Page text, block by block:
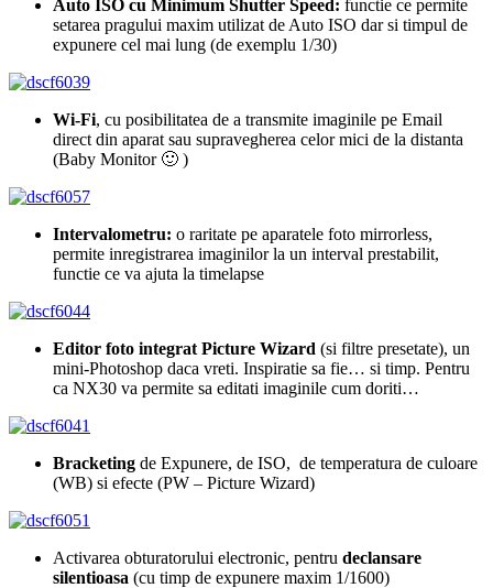
Auto ISO cu Minimum Shutter Speed: functie ce permite
setarea pragului maxim utilizat de Auto ISO dar si timpul de
expunere cel mai lung (de exemplu 1/30)
Wi-Fi, cu posibilitatea de a transmite imaginile pe Email
direct din aparat sau supravegherea celor mici de la distanta
(Baby Monitor 🙂 )
Intervalometru: o raritate pe aparatele foto mirrorless,
permite inregistrarea imaginilor la un interval prestabilit,
functie ce va ajuta la timelapse
Editor foto integrat Picture Wizard (si filtre presetate), un
mini-Photoshop daca vreti. Inspiratie sa fie… si timp. Pentru
ca NX30 va permite sa editati imaginile cum doriti…
Bracketing de Expunere, de ISO, de temperatura de culoare
(WB) si efecte (PW – Picture Wizard)
Activarea obturatorului electronic, pentru declansare
silentioasa (cu timp de expunere maxim 1/1600)